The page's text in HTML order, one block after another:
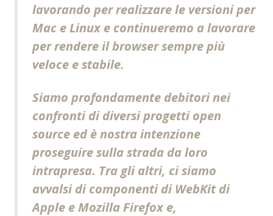
lavorando per realizzare le versioni per
Mac e Linux e continueremo a lavorare
per rendere il browser sempre più
veloce e stabile.
Siamo profondamente debitori nei
confronti di diversi progetti open
source ed è nostra intenzione
proseguire sulla strada da loro
intrapresa. Tra gli altri, ci siamo
avvalsi di componenti di WebKit di
Apple e Mozilla Firefox e,